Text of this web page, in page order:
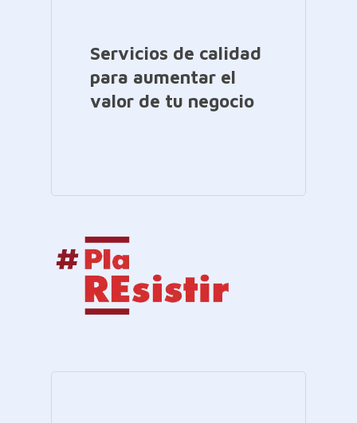
Servicios de calidad
para aumentar el
valor de tu negocio